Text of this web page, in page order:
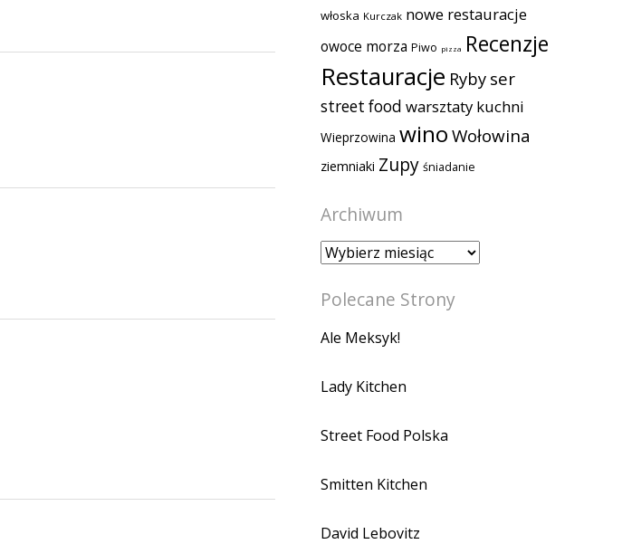
włoska Kurczak nowe restauracje
owoce morza Piwo pizza Recenzje
Restauracje Ryby ser
street food warsztaty kuchni
Wieprzowina winoWołowina
ziemniaki Zupy śniadanie
Archiwum
Archiwum
Polecane Strony
Ale Meksyk!
Lady Kitchen
Street Food Polska
Smitten Kitchen
David Lebovitz